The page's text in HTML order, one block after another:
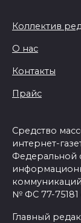
Коллектив
О нас
Контакты
Прайс
Средство
интернет-
Федеральной
№ ФС 77-75181
Главный